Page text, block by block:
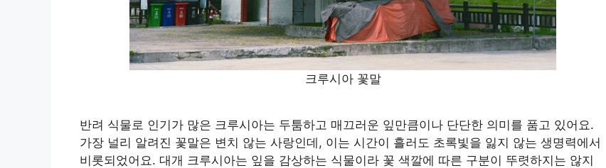
크루시아 꽃말
반려 식물로 인기가 많은 크루시아는 두툼하고 매끄러운 잎만큼이나 단단한 의미를 품고 있어요.
가장 널리 알려진 꽃말은 변치 않는 사랑인데, 이는 시간이 흘러도 초록빛을 잃지 않는 생명력에서
비롯되었어요. 대개 크루시아는 잎을 감상하는 식물이라 꽃 색깔에 따른 구분이 뚜렷하지는 않지